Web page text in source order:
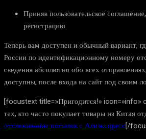
Приняв пользовательское
регистрацию.
Теперь вам доступен и обычный вариант,
России по идентификационному номеру
сведения абсолютно обо всех
доступны, после входа на сайт под своим
[focustext title=»Пригодится!» icon=»info»
тех, кто часто покупает товары из Китая
отслеживание посылок с Алиэкспресс[/